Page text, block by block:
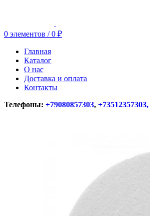
0 элементов / 0 ₽
Главная
Каталог
О нас
Доставка и оплата
Контакты
Телефоны: +79080857303, +73512357303,